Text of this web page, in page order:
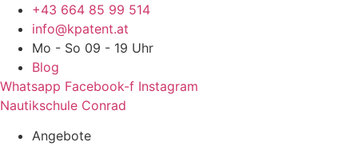
Zum
Inhalt
springen
+43 664 85 99 514
info@kpatent.at
Mo - So 09 - 19 Uhr
Blog
Whatsapp Facebook-f Instagram
Nautikschule Conrad
Angebote